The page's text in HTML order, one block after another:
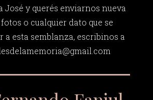
José y querés enviarnos nueva
o cualquier dato que se
a esta semblanza, escribinos a